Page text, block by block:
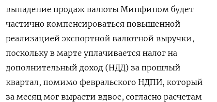
выпадение продаж валюты Минфином будет
частично компенсироваться повышенной
реализацией экспортной валютной выручки, ​
поскольку в марте уплачивается налог на
дополнительный доход (НДД) за прошлый
квартал, помимо февральского НДПИ, ‌который
за месяц мог вырасти вдвое, согласно расчетам